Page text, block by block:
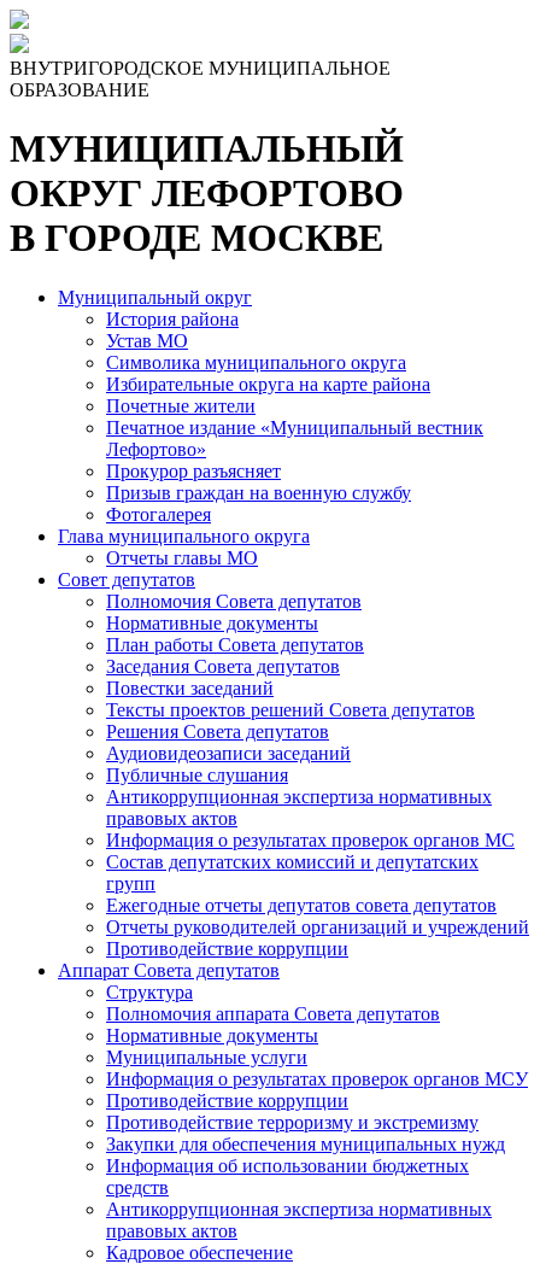
Skip
to
the
content
ВНУТРИГОРОДСКОЕ МУНИЦИПАЛЬНОЕ
ОБРАЗОВАНИЕ
МУНИЦИПАЛЬНЫЙ
ОКРУГ ЛЕФОРТОВО
В ГОРОДЕ МОСКВЕ
Муниципальный округ
История района
Устав МО
Символика муниципального округа
Избирательные округа на карте района
Почетные жители
Печатное издание «Муниципальный вестник
Лефортово»
Прокурор разъясняет
Призыв граждан на военную службу
Фотогалерея
Глава муниципального округа
Отчеты главы МО
Совет депутатов
Полномочия Совета депутатов
Нормативные документы
План работы Совета депутатов
Заседания Cовета депутатов
Повестки заседаний
Тексты проектов решений Совета депутатов
Решения Совета депутатов
Аудиовидеозаписи заседаний
Публичные слушания
Антикоррупционная экспертиза нормативных
правовых актов
Информация о результатах проверок органов МС
Состав депутатских комиссий и депутатских
групп
Ежегодные отчеты депутатов совета депутатов
Отчеты руководителей организаций и учреждений
Противодействие коррупции
Аппарат Совета депутатов
Структура
Полномочия аппарата Совета депутатов
Нормативные документы
Муниципальные услуги
Информация о результатах проверок органов МСУ
Противодействие коррупции
Противодействие терроризму и экстремизму
Закупки для обеспечения муниципальных нужд
Информация об использовании бюджетных
средств
Антикоррупционная экспертиза нормативных
правовых актов
Кадровое обеспечение